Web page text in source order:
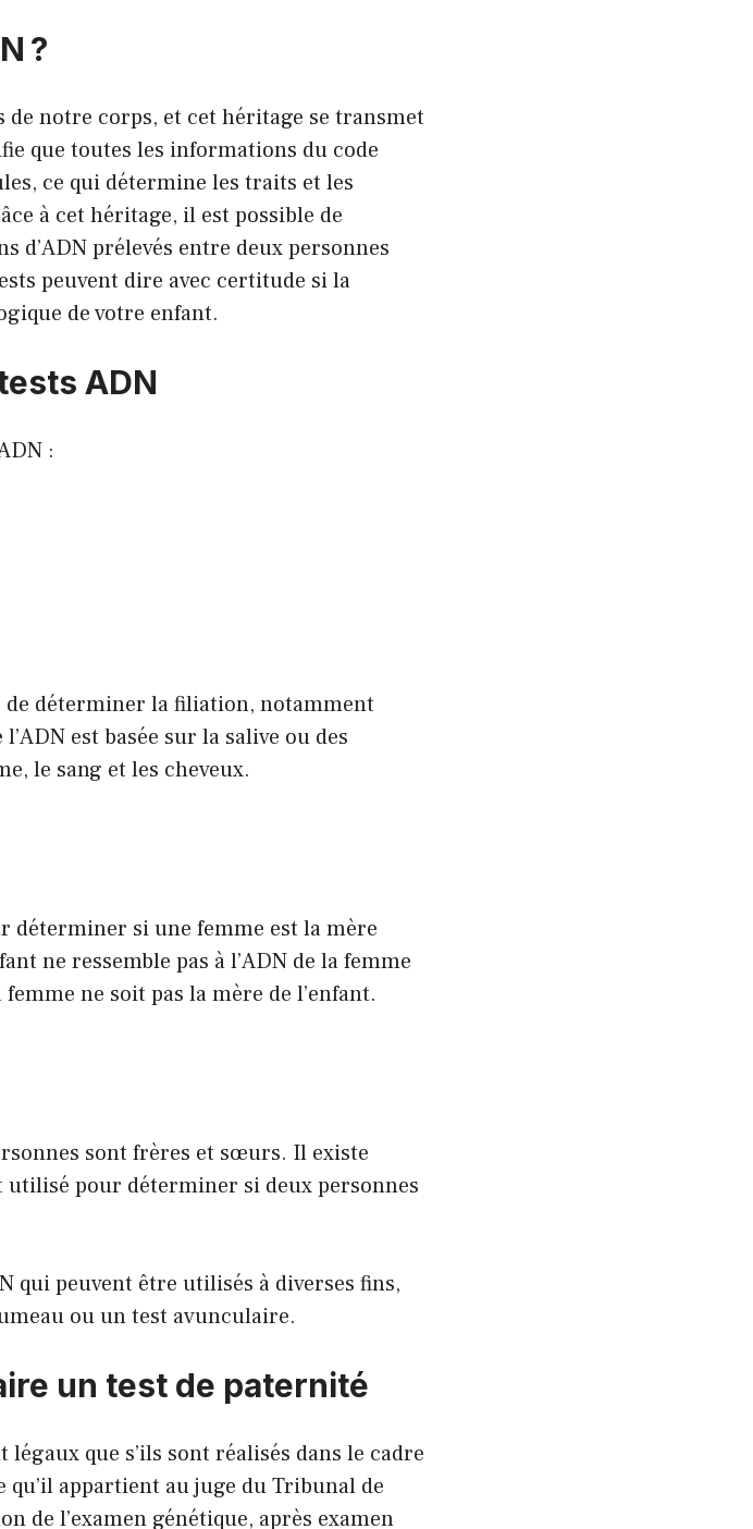
?
de notre corps, et cet héritage se transmet
que toutes les informations du code
ce qui détermine les traits et les
à cet héritage, il est possible de
d’ADN prélevés entre deux personnes
peuvent dire avec certitude si la
de votre enfant.
ADN
:
de déterminer la filiation, notamment
est basée sur la salive ou des
le sang et les cheveux.
déterminer si une femme est la mère
ne ressemble pas à l’ADN de la femme
ne soit pas la mère de l’enfant.
sont frères et sœurs. Il existe
pour déterminer si deux personnes
qui peuvent être utilisés à diverses fins,
ou un test avunculaire.
un test de paternité
que s’ils sont réalisés dans le cadre
appartient au juge du Tribunal de
de l’examen génétique, après examen